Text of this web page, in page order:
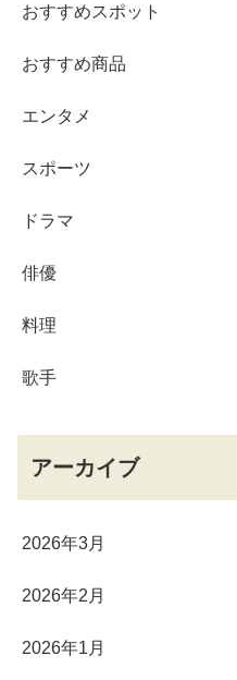
おすすめスポット
おすすめ商品
エンタメ
スポーツ
ドラマ
俳優
料理
歌手
アーカイブ
2026年3月
2026年2月
2026年1月